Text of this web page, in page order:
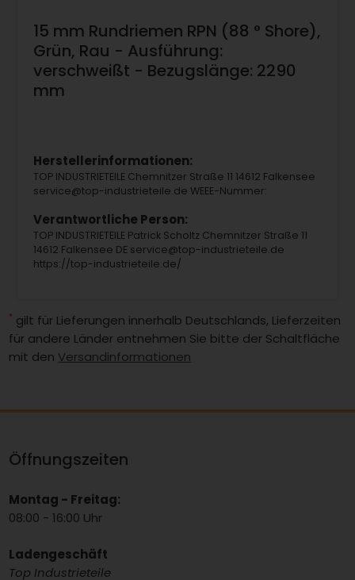
15 mm Rundriemen RPN (88 ° Shore),
Grün, Rau - Ausführung:
verschweißt - Bezugslänge: 2290
mm
Herstellerinformationen:
TOP INDUSTRIETEILE Chemnitzer Straße 11 14612 Falkensee
service@top-industrieteile.de WEEE-Nummer:
Verantwortliche Person:
TOP INDUSTRIETEILE Patrick Scholtz Chemnitzer Straße 11
14612 Falkensee DE service@top-industrieteile.de
https://top-industrieteile.de/
* gilt für Lieferungen innerhalb Deutschlands, Lieferzeiten
für andere Länder entnehmen Sie bitte der Schaltfläche
mit den Versandinformationen
Öffnungszeiten
Montag - Freitag:
08:00 - 16:00 Uhr
Ladengeschäft
Top Industrieteile